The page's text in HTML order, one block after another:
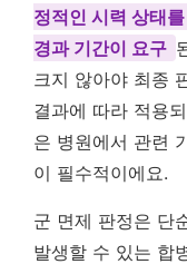
정적인 시력 상태
경과 기간이 요구
크지 않아야 최종
결과에 따라 적용
은 병원에서 관련
이 필수적이에요.
군 면제 판정은 단
발생할 수 있는 합